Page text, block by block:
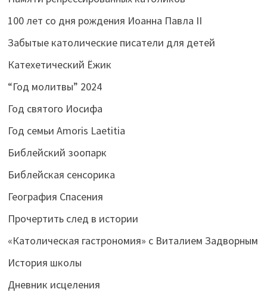
100 лет со дня рождения Иоанна Павла II
Забытые католические писатели для детей
Катехетический Ёжик
“Год молитвы” 2024
Год святого Иосифа
Год семьи Amoris Laetitia
Библейский зоопарк
Библейская сенсорика
География Спасения
Прочертить след в истории
«Католическая гастрономия» с Виталием Задворным
История школы
Дневник исцеления